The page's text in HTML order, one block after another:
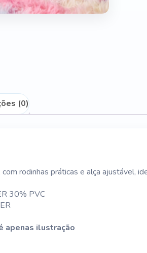
(0)
rodinhas práticas e alça ajustável,
30% PVC
apenas ilustração